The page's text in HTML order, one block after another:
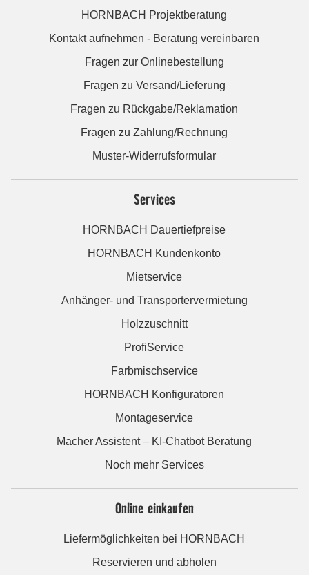
HORNBACH Projektberatung
Kontakt aufnehmen - Beratung vereinbaren
Fragen zur Onlinebestellung
Fragen zu Versand/Lieferung
Fragen zu Rückgabe/Reklamation
Fragen zu Zahlung/Rechnung
Muster-Widerrufsformular
Services
HORNBACH Dauertiefpreise
HORNBACH Kundenkonto
Mietservice
Anhänger- und Transportervermietung
Holzzuschnitt
ProfiService
Farbmischservice
HORNBACH Konfiguratoren
Montageservice
Macher Assistent – KI-Chatbot Beratung
Noch mehr Services
Online einkaufen
Liefermöglichkeiten bei HORNBACH
Reservieren und abholen